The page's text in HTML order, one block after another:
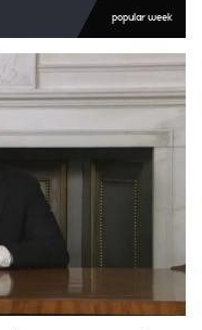
popular week